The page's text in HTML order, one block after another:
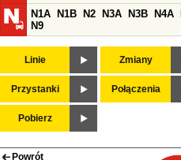
N1A
N1B N2 N3A N3B N4A
N9
Linie Zmiany
Przystanki Połączenia
Pobierz
Powrót